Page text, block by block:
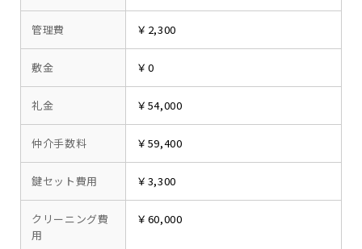
管理費 ￥2,300
敷金 ￥0
礼金 ￥54,000
仲介手数料 ￥59,400
鍵セット費用 ￥3,300
クリーニング費
用
￥60,000